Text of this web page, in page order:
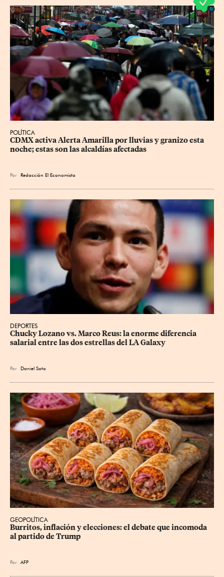
POLÍTICA
CDMX activa Alerta Amarilla por lluvias y granizo esta
noche; estas son las alcaldías afectadas
Por Redacción El Economista
DEPORTES
Chucky Lozano vs. Marco Reus: la enorme diferencia
salarial entre las dos estrellas del LA Galaxy
Por Daniel Soto
GEOPOLÍTICA
Burritos, inflación y elecciones: el debate que incomoda
al partido de Trump
Por AFP